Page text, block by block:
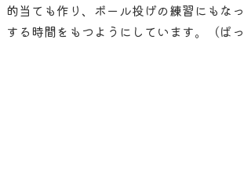
的当ても作り、ボール投げの練習にもな
する時間をもつようにしています。（ぱっ